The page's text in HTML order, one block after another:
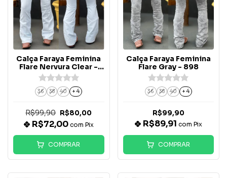
Calça Faraya Feminina
Flare Nervura Clear -
608
36 38 40 + 4
R$99,90 R$80,00
R$72,00 com Pix
COMPRAR
Calça Faraya Feminina
Flare Gray - 898
36 38 40 + 4
R$99,90
R$89,91 com Pix
COMPRAR